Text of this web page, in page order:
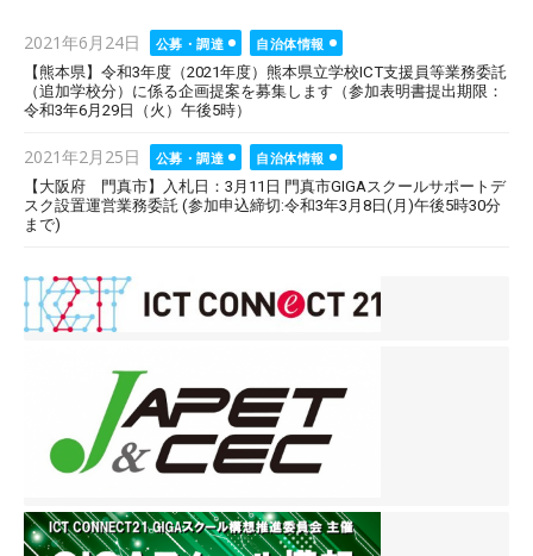
Posted
on
2021年6月24日 公募・調達
自治体情報
【熊本県】令和3年度（2021年度）熊本県立学校ICT支援員等業務委託
（追加学校分）に係る企画提案を募集します（参加表明書提出期限：
令和3年6月29日（火）午後5時）
Posted
on
2021年2月25日 公募・調達
自治体情報
【大阪府 門真市】入札日：3月11日 門真市GIGAスクールサポートデ
スク設置運営業務委託 (参加申込締切:令和3年3月8日(月)午後5時30分
まで)